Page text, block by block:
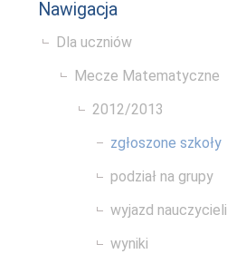
Nawigacja
Dla uczniów
Mecze Matematyczne
2012/2013
zgłoszone szkoły
podział na grupy
wyjazd nauczycieli
wyniki